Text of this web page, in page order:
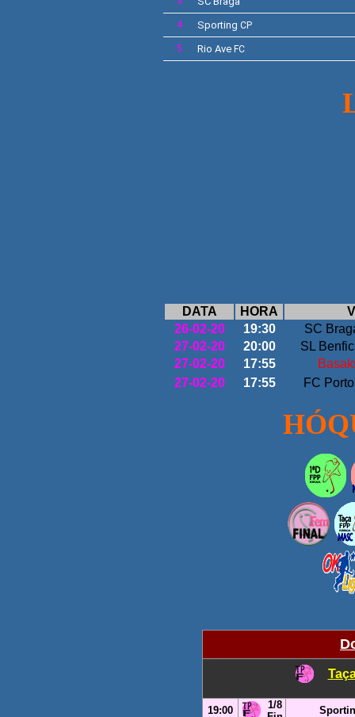
4 Sporting CP
5 Rio Ave FC
DATA HORA
26-02-20
19:30
SC
27-02-20
20:00
SL
27-02-20
17:55
27-02-20
17:55 FC
19:00
1/8